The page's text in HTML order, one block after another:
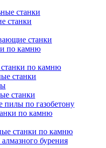
станки
станки
станки
по камню
станки по камню
станки
станки
пилы по газобетону
по камню
станки по камню
бурения